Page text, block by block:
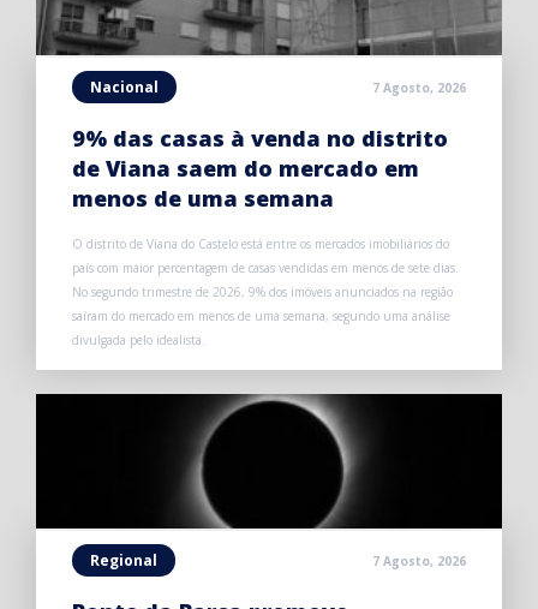
Nacional 7 Agosto, 2026
9% das casas à venda no distrito
de Viana saem do mercado em
menos de uma semana
O distrito de Viana do Castelo está entre os mercados imobiliários do
país com maior percentagem de casas vendidas em menos de sete dias.
No segundo trimestre de 2026, 9% dos imóveis anunciados na região
saíram do mercado em menos de uma semana, segundo uma análise
divulgada pelo idealista.
Regional 7 Agosto, 2026